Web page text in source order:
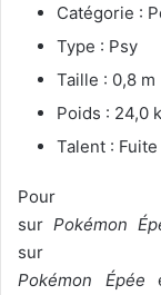
Catégorie :
Type : Psy
Taille : 0,8 m
Poids : 24,0
Talent :
Pour
surPokémon
Pokémon Épée